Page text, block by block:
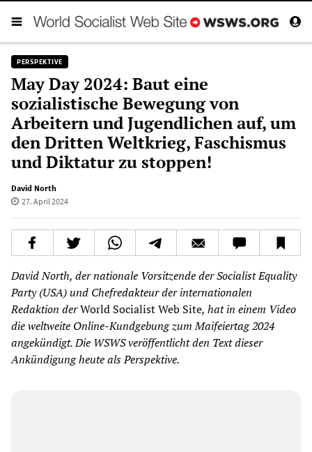
PERSPEKTIVE
May Day 2024: Baut eine
sozialistische Bewegung von
Arbeitern und Jugendlichen auf, um
den Dritten Weltkrieg, Faschismus
und Diktatur zu stoppen!
David North
27. April 2024
David North, der nationale Vorsitzende der Socialist Equality
Party (USA) und Chefredakteur der internationalen
Redaktion derWorld Socialist Web Site, hat in einem Video
die weltweite Online-Kundgebung zum Maifeiertag 2024
angekündigt. Die WSWS veröffentlicht den Text dieser
Ankündigung heute als Perspektive.